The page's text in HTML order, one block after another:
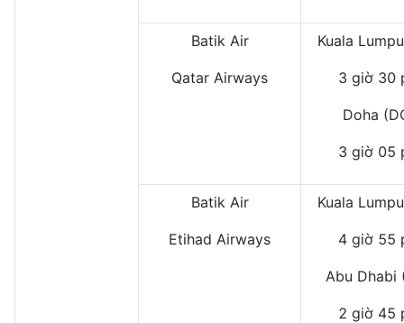
Batik Air
Qatar Airways
Kuala
3 giờ 30
Doha
3 giờ 05
Batik Air
Etihad Airways
Kuala
4 giờ 55
Abu Dhabi
2 giờ 45